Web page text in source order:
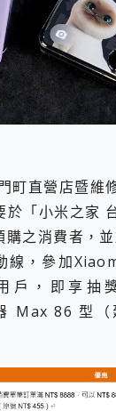
町直營店暨維
於「小米之家
購之消費者，
線，參加
戶，即享抽
Max 86 型（